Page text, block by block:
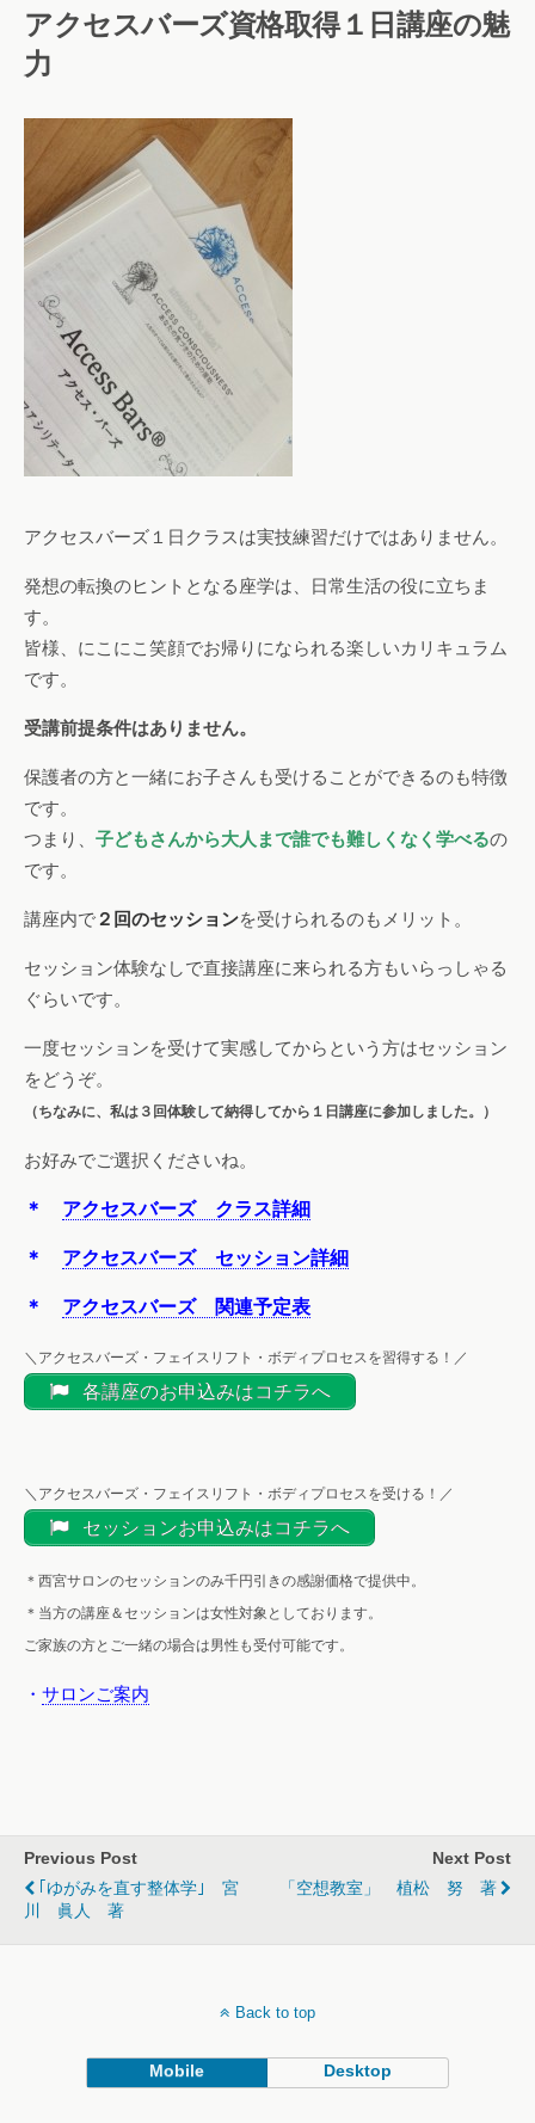
アクセスバーズ資格取得１日講座の魅
力
アクセスバーズ１日クラスは実技練習だけではありません。
発想の転換のヒントとなる座学は、日常生活の役に立ちま
す。
皆様、にこにこ笑顔でお帰りになられる楽しいカリキュラム
です。
受講前提条件はありません。
保護者の方と一緒にお子さんも受けることができるのも特徴
です。
つまり、 子どもさんから大人まで誰でも難しくなく学べるの
です。
講座内で ２回のセッションを受けられるのもメリット。
セッション体験なしで直接講座に来られる方もいらっしゃる
ぐらいです。
一度セッションを受けて実感してからという方はセッション
をどうぞ。
（ちなみに、私は３回体験して納得してから１日講座に参加しました。）
お好みでご選択くださいね。
＊ アクセスバーズ クラス詳細
＊ アクセスバーズ セッション詳細
＊ アクセスバーズ 関連予定表
＼アクセスバーズ・フェイスリフト・ボディプロセスを習得する！／
各講座のお申込みはコチラへ
＼アクセスバーズ・フェイスリフト・ボディプロセスを受ける！／
セッションお申込みはコチラへ
＊西宮サロンのセッションのみ千円引きの感謝価格で提供中。
＊当方の講座＆セッションは女性対象としております。
ご家族の方とご一緒の場合は男性も受付可能です。
・ サロンご案内
Previous Post
｢ゆがみを直す整体学｣ 宮
川 眞人 著
Next Post
「空想教室」 植松 努 著
Back to top
Mobile Desktop